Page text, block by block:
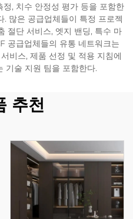
, 치수 안정성 평가 등을 포함한
많은 공급업체들이 특정 프로젝
절단 서비스, 엣지 밴딩, 특수 마
공급업체들의 유통 네트워크는
비스, 제품 선정 및 적용 지침에
기술 지원 팀을 포함한다.
추천